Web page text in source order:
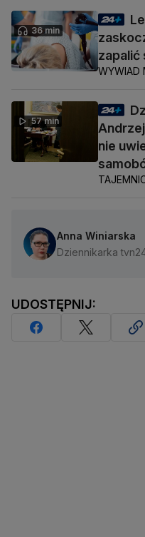
36 min
zapalić
WYWIAD
57 min
nie
Anna Winiarska
Dziennikarka
UDOSTĘPNIJ: